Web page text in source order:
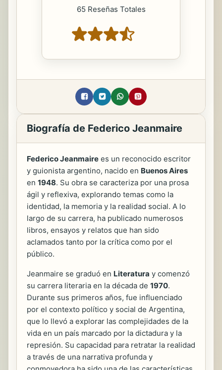
65 Reseñas Totales
Biografía de Federico Jeanmaire
Federico Jeanmaire es un reconocido escritor
y guionista argentino, nacido en Buenos Aires
en 1948. Su obra se caracteriza por una prosa
ágil y reflexiva, explorando temas como la
identidad, la memoria y la realidad social. A lo
largo de su carrera, ha publicado numerosos
libros, ensayos y relatos que han sido
aclamados tanto por la crítica como por el
público.
Jeanmaire se graduó en Literatura y comenzó
su carrera literaria en la década de 1970.
Durante sus primeros años, fue influenciado
por el contexto político y social de Argentina,
que lo llevó a explorar las complejidades de la
vida en un país marcado por la dictadura y la
represión. Su capacidad para retratar la realidad
a través de una narrativa profunda y